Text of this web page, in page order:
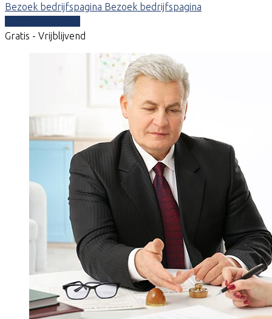
Bezoek bedrijfspagina Bezoek bedrijfspagina
Gratis - Vrijblijvend